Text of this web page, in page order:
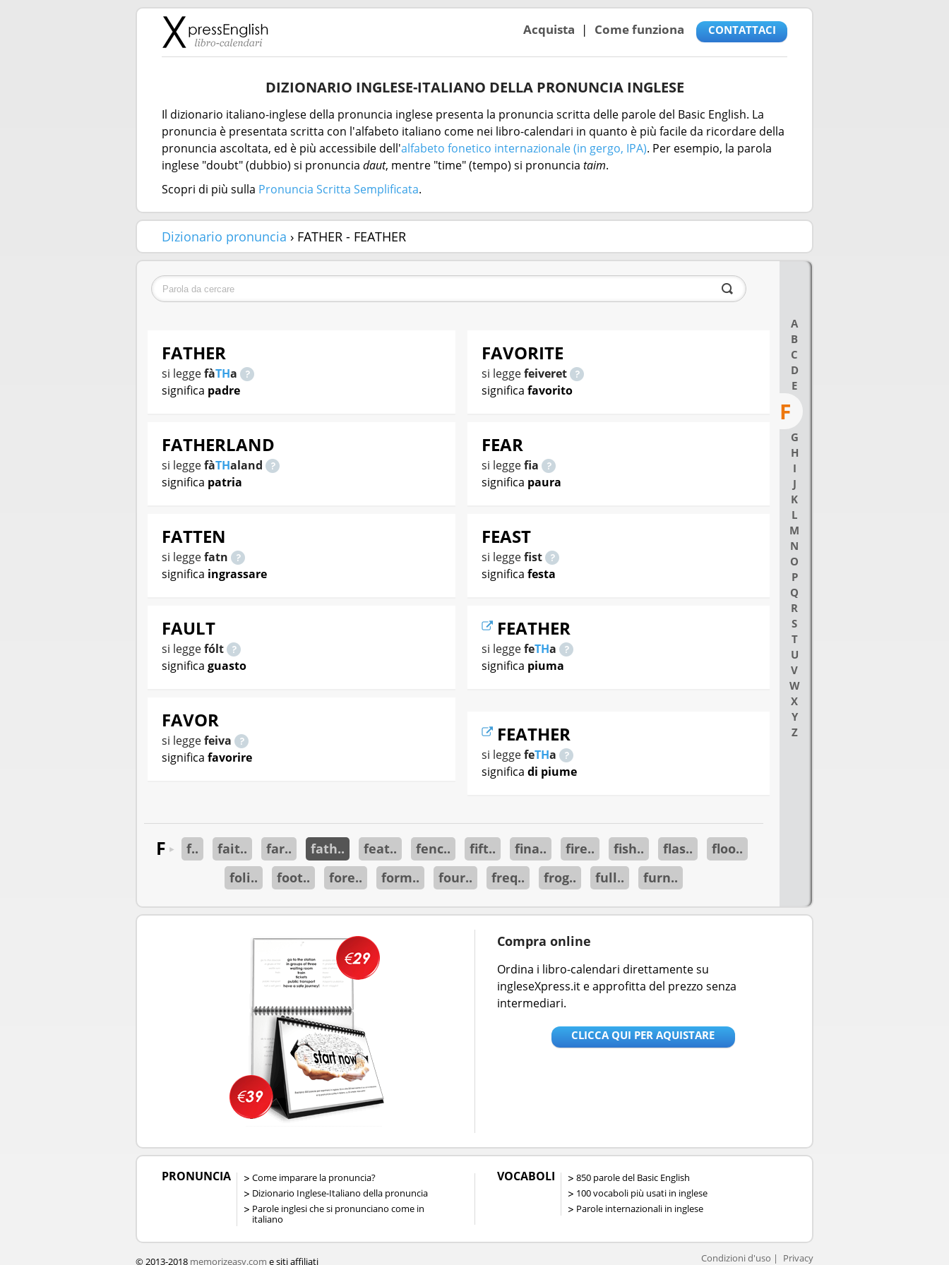
Acquista Come funziona CONTATTACI
DIZIONARIO INGLESE-ITALIANO DELLA PRONUNCIA INGLESE
Il dizionario italiano-inglese della pronuncia inglese presenta la pronuncia scritta delle parole del Basic English. La
pronuncia è presentata scritta con l'alfabeto italiano come nei libro-calendari in quanto è più facile da ricordare della
pronuncia ascoltata, ed è più accessibile dell'alfabeto fonetico internazionale (in gergo, IPA). Per esempio, la parola
inglese "doubt" (dubbio) si pronuncia daut, mentre "time" (tempo) si pronuncia taim.
Scopri di più sulla Pronuncia Scritta Semplificata.
Dizionario pronuncia › FATHER - FEATHER
A
B
C
D
E
F
G
H
I
J
K
L
M
N
O
P
Q
R
S
T
U
V
W
X
Y
Z
FATHER
si leggefàTHa
significa padre
FATHERLAND
si leggefàTHaland
significa patria
FATTEN
si leggefatn
significa ingrassare
FAULT
si leggefólt
significa guasto
FAVOR
si leggefeiva
significa favorire
FAVORITE
si leggefeiveret
significa favorito
FEAR
si leggefia
significa paura
FEAST
si leggefist
significa festa
FEATHER
si leggefeTHa
significa piuma
FEATHER
si leggefeTHa
significa di piume
F ► f.. fait.. far.. fath.. feat.. fenc.. fift.. fina.. fire.. fish.. flas..
floo..
foli..
foot.. fore.. form.. four.. freq.. frog.. full.. furn..
Compra online
Ordina i libro-calendari direttamente su
ingleseXpress.it e approfitta del prezzo senza
intermediari.
CLICCA QUI PER AQUISTARE
PRONUNCIA
Come imparare la pronuncia?
Dizionario Inglese-Italiano della pronuncia
Parole inglesi che si pronunciano come in
italiano
VOCABOLI
850 parole del Basic English
100 vocaboli più usati in inglese
Parole internazionali in inglese
Condizioni d'uso Privacy
© 2013-2018 memorizeasy.com e siti affiliati